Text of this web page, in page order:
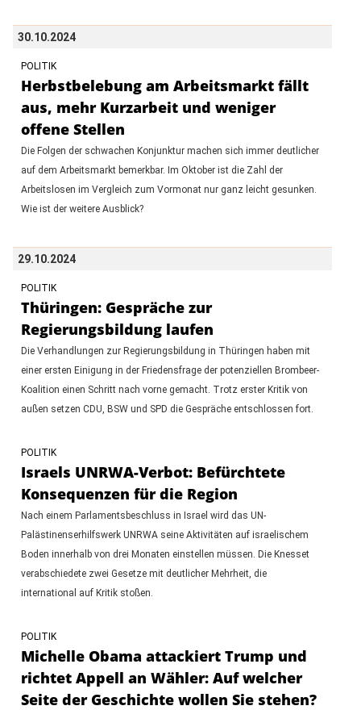
30.10.2024
POLITIK
Herbstbelebung am Arbeitsmarkt fällt
aus, mehr Kurzarbeit und weniger
offene Stellen
Die Folgen der schwachen Konjunktur machen sich immer deutlicher
auf dem Arbeitsmarkt bemerkbar. Im Oktober ist die Zahl der
Arbeitslosen im Vergleich zum Vormonat nur ganz leicht gesunken.
Wie ist der weitere Ausblick?
29.10.2024
POLITIK
Thüringen: Gespräche zur
Regierungsbildung laufen
Die Verhandlungen zur Regierungsbildung in Thüringen haben mit
einer ersten Einigung in der Friedensfrage der potenziellen Brombeer-
Koalition einen Schritt nach vorne gemacht. Trotz erster Kritik von
außen setzen CDU, BSW und SPD die Gespräche entschlossen fort.
POLITIK
Israels UNRWA-Verbot: Befürchtete
Konsequenzen für die Region
Nach einem Parlamentsbeschluss in Israel wird das UN-
Palästinenserhilfswerk UNRWA seine Aktivitäten auf israelischem
Boden innerhalb von drei Monaten einstellen müssen. Die Knesset
verabschiedete zwei Gesetze mit deutlicher Mehrheit, die
international auf Kritik stoßen.
POLITIK
Michelle Obama attackiert Trump und
richtet Appell an Wähler: Auf welcher
Seite der Geschichte wollen Sie stehen?